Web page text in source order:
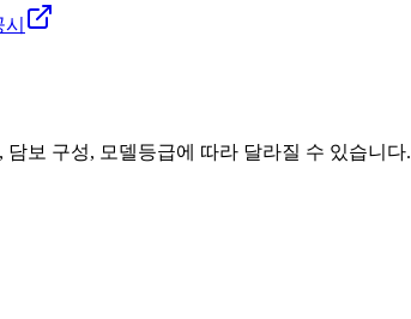
담보 구성, 모델등급에 따라 달라질 수 있습니다.